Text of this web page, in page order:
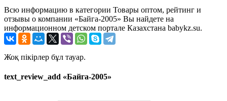
Всю информацию в категории Товары оптом, рейтинг и
отзывы о компании «Байга-2005» Вы найдете на
информационном детском портале Казахстана babykz.su.
Жоқ пікірлер бұл тауар.
text_review_add «Байга-2005»